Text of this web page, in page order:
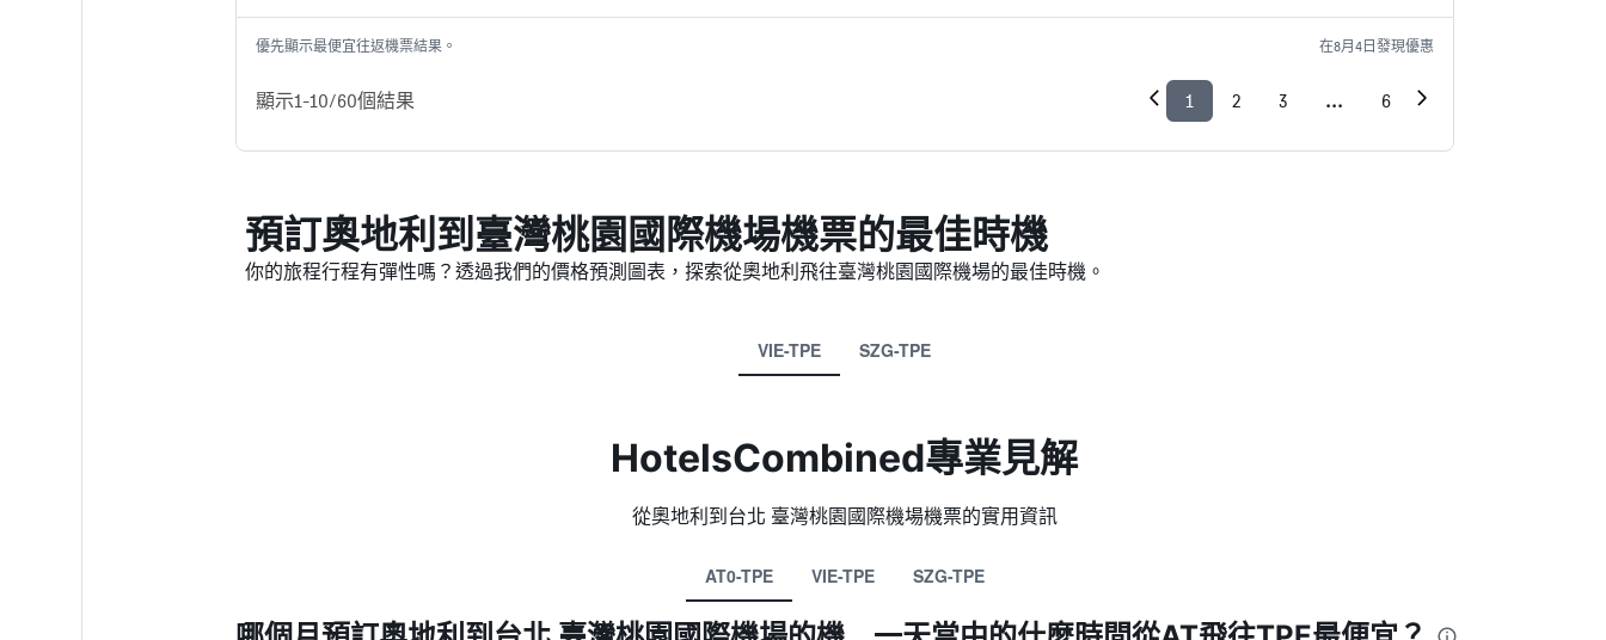
優先顯示最便宜往返機票結果。 在8月4日發現優惠
顯示1-10/60個結果 1 2 3 ... 6
預訂奧地利到臺灣桃園國際機場機票的最佳時機
你的旅程行程有彈性嗎？透過我們的價格預測圖表，探索從奧地利​飛往臺灣桃園國際機場的最佳時機。
VIE-TPE SZG-TPE
HotelsCombined專業見解
從奧地利​到台北 臺灣桃園國際機場​機票的實用資訊
AT0-TPE VIE-TPE SZG-TPE